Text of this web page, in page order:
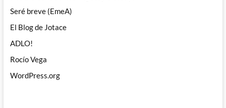
Seré breve (EmeA)
El Blog de Jotace
ADLO!
Rocío Vega
WordPress.org